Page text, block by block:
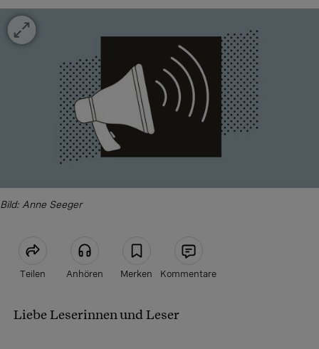
Bild: Anne Seeger
Teilen Anhören Merken Kommentare
Artikel teilen
Liebe Leserinnen und Leser